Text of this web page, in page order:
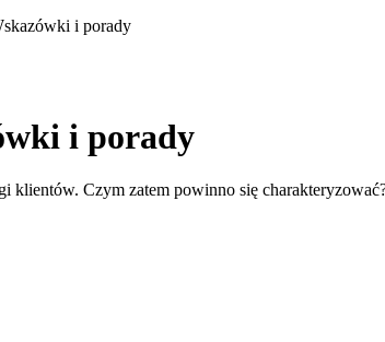
i porady
i porady
klientów. Czym zatem powinno się